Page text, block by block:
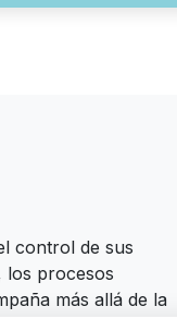
control de sus
los procesos
más allá de la